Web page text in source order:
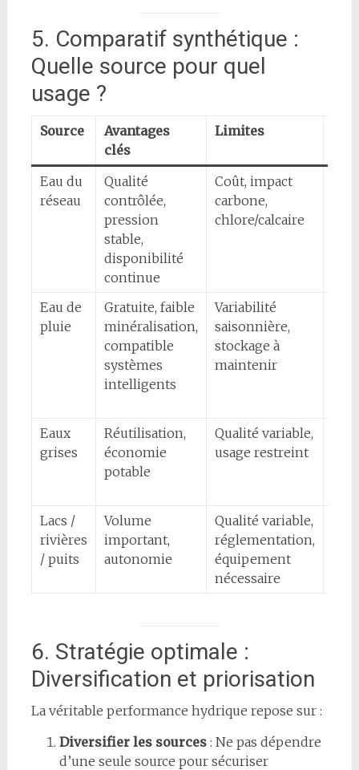
5. Comparatif synthétique :
Quelle source pour quel
usage ?
Source
Avantages
clés
Limites
Eau du
réseau
Qualité
contrôlée,
pression
stable,
disponibilité
continue
Coût, impact
carbone,
chlore/calcaire
Eau de
pluie
Gratuite, faible
minéralisation,
compatible
systèmes
intelligents
Variabilité
saisonnière,
stockage à
maintenir
Eaux
grises
Réutilisation,
économie
potable
Qualité variable,
usage restreint
Lacs /
rivières
/ puits
Volume
important,
autonomie
Qualité variable,
réglementation,
équipement
nécessaire
6. Stratégie optimale :
Diversification et priorisation
La véritable performance hydrique repose sur :
Diversifier les sources: Ne pas dépendre
d’une seule source pour sécuriser